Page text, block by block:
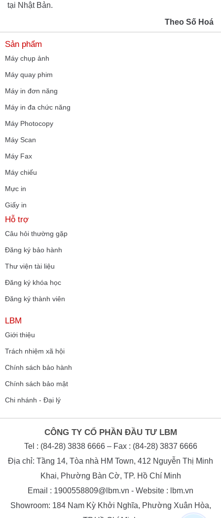
tại Nhật Bản.
Theo Số Hoá
Sản phẩm
Máy chụp ảnh
Máy quay phim
Máy in đơn năng
Máy in đa chức năng
Máy Photocopy
Máy Scan
Máy Fax
Máy chiếu
Mực in
Giấy in
Hỗ trợ
Câu hỏi thường gặp
Đăng ký bảo hành
Thư viện tài liệu
Đăng ký khóa học
Đăng ký thành viên
LBM
Giới thiệu
Trách nhiệm xã hội
Chính sách bảo hành
Chính sách bảo mật
Chi nhánh - Đại lý
CÔNG TY CỔ PHẦN ĐẦU TƯ LBM
Tel : (84-28) 3838 6666 – Fax : (84-28) 3837 6666
Địa chỉ: Tầng 14, Tòa nhà HM Town, 412 Nguyễn Thị Minh
Khai, Phường Bàn Cờ, TP. Hồ Chí Minh
Email : 1900558809@lbm.vn - Website : lbm.vn
Showroom: 184 Nam Kỳ Khởi Nghĩa, Phường Xuân Hòa,